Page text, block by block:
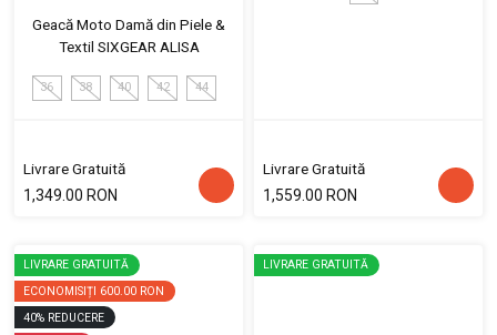
Geacă Moto Damă din Piele &
Textil SIXGEAR ALISA
36 38 40 42 44
Livrare Gratuită
1,349.00 RON
Livrare Gratuită
1,559.00 RON
LIVRARE GRATUITĂ
ECONOMISIȚI 600.00 RON
40% REDUCERE
LIVRARE GRATUITĂ